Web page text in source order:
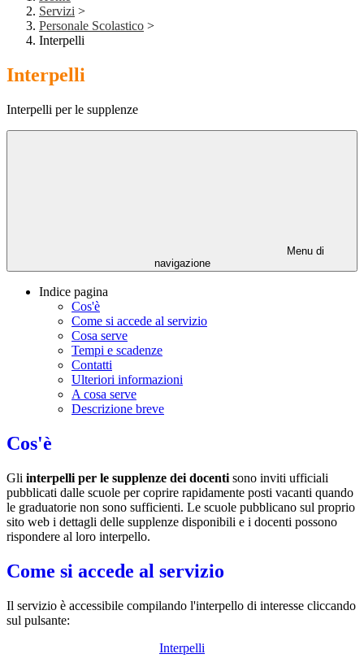
Servizi >
Personale Scolastico >
Interpelli
Interpelli
Interpelli per le supplenze
Menu di
navigazione
Indice pagina
Cos'è
Come si accede al servizio
Cosa serve
Tempi e scadenze
Contatti
Ulteriori informazioni
A cosa serve
Descrizione breve
Cos'è
Gli interpelli per le supplenze dei docenti sono inviti ufficiali
pubblicati dalle scuole per coprire rapidamente posti vacanti quando
le graduatorie non sono sufficienti. Le scuole pubblicano sul proprio
sito web i dettagli delle supplenze disponibili e i docenti possono
rispondere al loro interpello.
Come si accede al servizio
Il servizio è accessibile compilando l'interpello di interesse cliccando
sul pulsante:
Interpelli